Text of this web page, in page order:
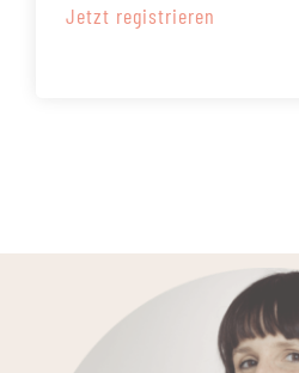
Jetzt registrieren